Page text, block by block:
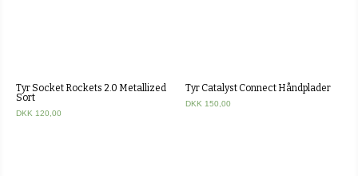
Tyr Socket Rockets 2.0 Metallized
Sort
DKK 120,00
Tyr Catalyst Connect Håndplader
DKK 150,00